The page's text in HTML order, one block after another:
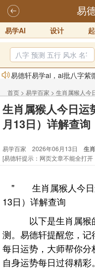
易
易学AI 设计
易德轩易学ai，ai批八字紫
体验！！
2025-07-01
易德轩网重构及升能完成
2025-07-01
订！！
2025-10-01
2026丙午年铁笔居士精批
易德轩通告：本网站易德
首页 > 易学百家 > 生肖属猴人今
6月13日）详解查询
生肖属猴人今日运
月13日）详解查询
易学百家 2026年06月13日 生
[易德轩提示：网页文章不能全打
" 生肖属猴人今日
13日）详解查询
以下是生肖属猴
测。易德轩提醒您，
每日运势，大师帮你
自身运势每日过得精